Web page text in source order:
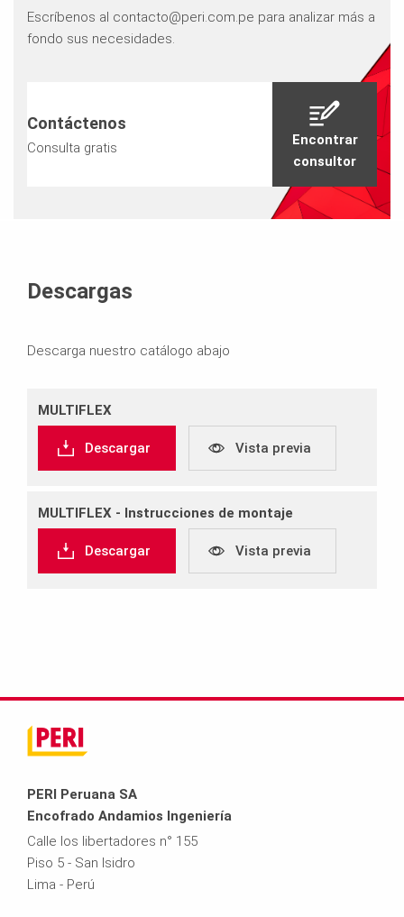
Escríbenos al contacto@peri.com.pe para analizar más a
fondo sus necesidades.
Contáctenos
Consulta gratis
Encontrar
consultor
Descargas
Descarga nuestro catálogo abajo
MULTIFLEX
Descargar Vista previa
MULTIFLEX ‐ Instrucciones de montaje
Descargar Vista previa
PERI Peruana SA
Encofrado Andamios Ingeniería
Calle los libertadores n° 155
Piso 5 - San Isidro
Lima - Perú